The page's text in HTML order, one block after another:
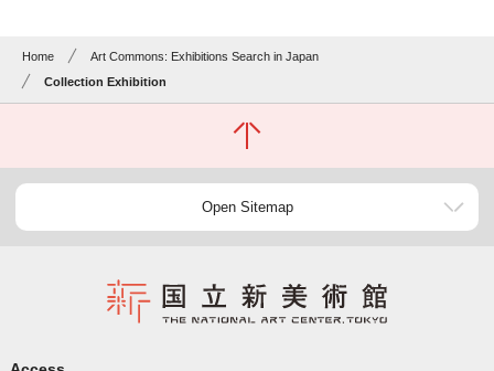
Home
Art Commons: Exhibitions Search in Japan
Collection Exhibition
Open Sitemap